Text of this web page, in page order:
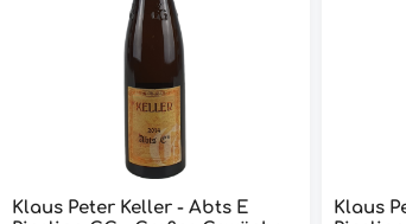
Klaus Peter Keller - Abts E
Klaus